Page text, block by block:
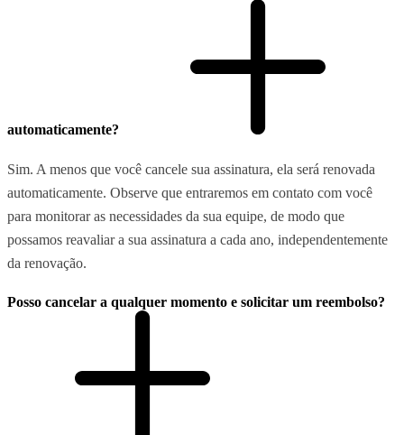
automaticamente?
Sim. A menos que você cancele sua assinatura, ela será renovada
automaticamente. Observe que entraremos em contato com você
para monitorar as necessidades da sua equipe, de modo que
possamos reavaliar a sua assinatura a cada ano, independentemente
da renovação.
Posso cancelar a qualquer momento e solicitar um reembolso?